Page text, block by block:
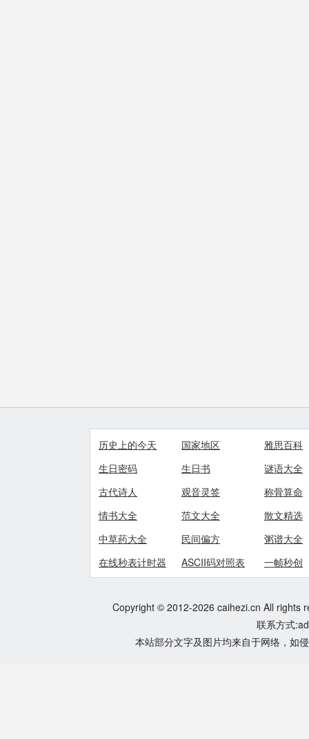
历史上的今天 国家地区
雅思百科
生日密码
生日书
谜语大全
古代诗人
观音灵签
称骨算命
情书大全
范文大全
散文精选
中草药大全
民间偏方
粥谱大全
在线秒表计时器
ASCII码对照表 一帧秒创
Copyright © 2012-2026 caihezi.cn All rights
联系方式
本站部分文字及图片均来自于网络，如